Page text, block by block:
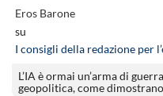
Eros Barone
su
I consigli della redazione per
L’IA è ormai un’arma di
geopolitica, come